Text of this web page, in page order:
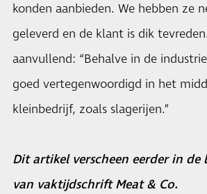
konden aanbieden. We hebben ze
geleverd en de klant is dik
aanvullend: “Behalve in de
goed vertegenwoordigd in het
kleinbedrijf, zoals slagerijen.”
Dit artikel verscheen eerder in de
van vaktijdschrift Meat & Co.